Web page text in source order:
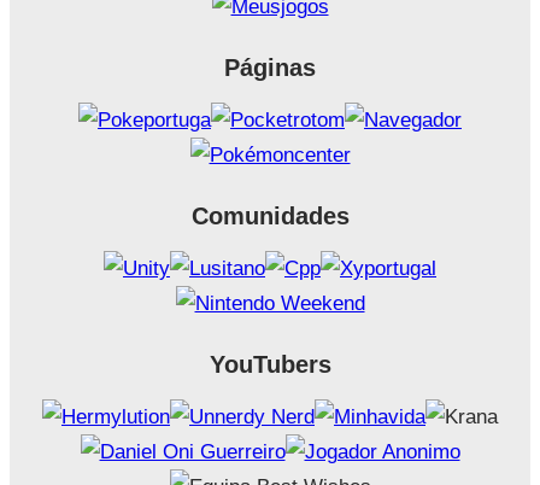
Páginas
Comunidades
YouTubers